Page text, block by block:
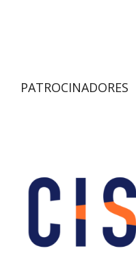
PATROCINADORES